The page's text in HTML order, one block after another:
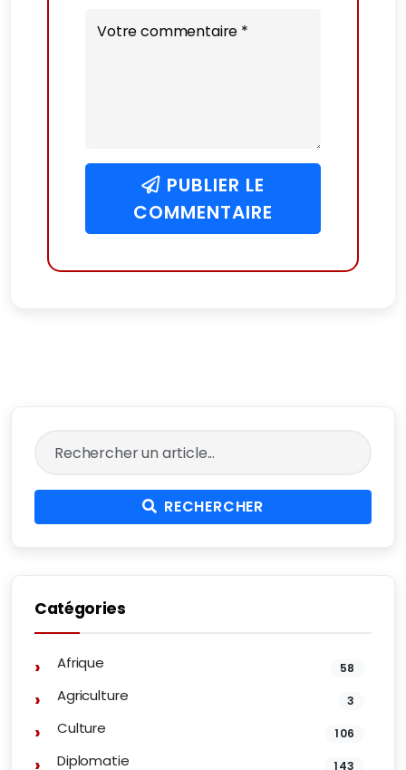
Votre commentaire *
PUBLIER LE
COMMENTAIRE
RECHERCHER
Catégories
Afrique 58
Agriculture 3
Culture 106
Diplomatie 143